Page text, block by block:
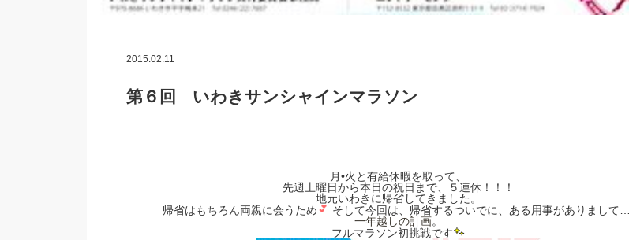
2015.02.11
第６回 いわきサンシャインマラソン
月•火と有給休暇を取って、
先週土曜日から本日の祝日まで、５連休！！！
地元いわきに帰省してきました。
帰省はもちろん両親に会うため
そして今回は、帰省するついでに、ある用事がありまして….
一年越しの計画。
フルマラソン初挑戦です